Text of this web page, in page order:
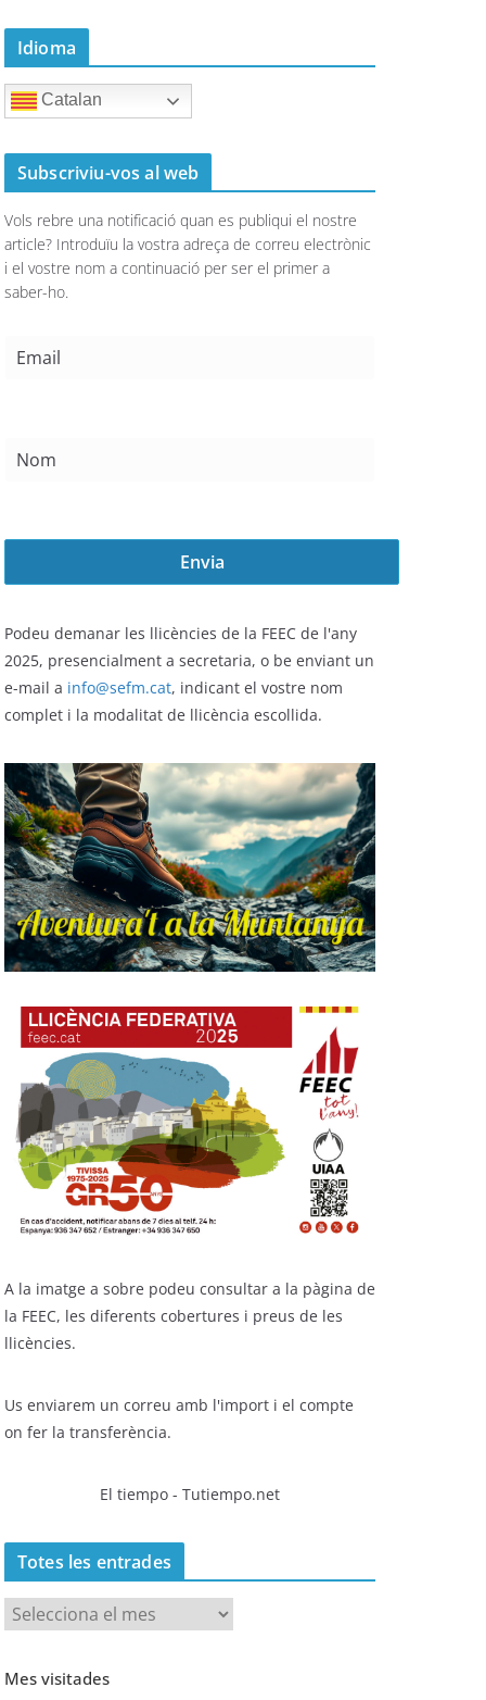
Idioma
Catalan
Subscriviu-vos al web
Vols rebre una notificació quan es publiqui el nostre
article? Introduïu la vostra adreça de correu electrònic
i el vostre nom a continuació per ser el primer a
saber-ho.
Podeu demanar les llicències de la FEEC de l'any
2025, presencialment a secretaria, o be enviant un
e-mail a info@sefm.cat, indicant el vostre nom
complet i la modalitat de llicència escollida.
A la imatge a sobre podeu consultar a la pàgina de
la FEEC, les diferents cobertures i preus de les
llicències.
Us enviarem un correu amb l'import i el compte
on fer la transferència.
El tiempo - Tutiempo.net
Totes les entrades
o
e
Mes visitades